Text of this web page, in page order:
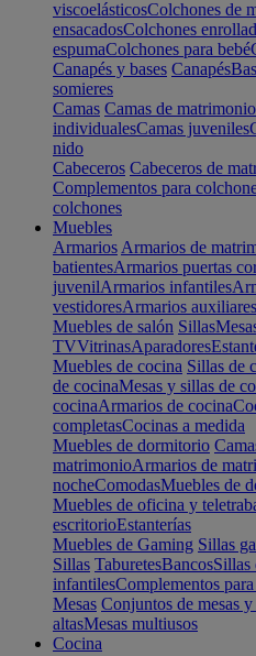
viscoelásticosColchones de
ensacadosColchones
espumaColchones para bebé
Canapés y bases Canapés
somieres
Camas Camas de matrimonio
individualesCamas juveniles
nido
Cabeceros Cabeceros de
Complementos para
colchones
Muebles
Armarios Armarios de
batientesArmarios puertas
juvenilArmarios infantiles
vestidoresArmarios auxiliares
Muebles de salón Sillas
TVVitrinasAparadores
Muebles de cocina Sillas de
de cocinaMesas y sillas de
cocinaArmarios de cocina
completasCocinas a medida
Muebles de dormitorio
matrimonioArmarios de
nocheComodasMuebles de
Muebles de oficina y
escritorioEstanterías
Muebles de Gaming Sillas
Sillas TaburetesBancosSillas
infantilesComplementos
Mesas Conjuntos de mesas
altasMesas multiusos
Cocina